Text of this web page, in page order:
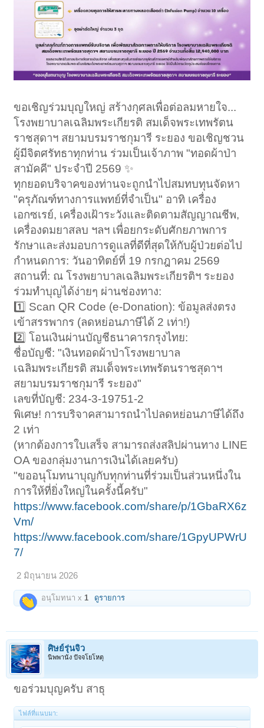
ขอเชิญร่วมบุญใหญ่ สร้างกุศลเพื่อต่อลมหายใจ...
โรงพยาบาลเฉลิมพระเกียรติ สมเด็จพระเทพรัตน
ราชสุดาฯ สยามบรมราชกุมารี ระยอง ขอเชิญชวน
ผู้มีจิตศรัทธาทุกท่าน ร่วมเป็นเจ้าภาพ "ทอดผ้าป่า
สามัคคี" ประจำปี 2569 ✨
ทุกยอดบริจาคของท่านจะถูกนำไปสมทบทุนจัดหา
"ครุภัณฑ์ทางการแพทย์ที่จำเป็น" อาทิ เครื่อง
เอกซเรย์, เครื่องเฝ้าระวังและติดตามสัญญาณชีพ,
เครื่องดมยาสลบ ฯลฯ เพื่อยกระดับศักยภาพการ
รักษาและส่งมอบการดูแลที่ดีที่สุดให้กับผู้ป่วยต่อไป
กำหนดการ: วันอาทิตย์ที่ 19 กรกฎาคม 2569
สถานที่: ณ โรงพยาบาลเฉลิมพระเกียรติฯ ระยอง
ร่วมทำบุญได้ง่ายๆ ผ่านช่องทาง:
1️⃣ Scan QR Code (e-Donation): ข้อมูลส่งตรง
เข้าสรรพากร (ลดหย่อนภาษีได้ 2 เท่า!)
2️⃣ โอนเงินผ่านบัญชีธนาคารกรุงไทย:
ชื่อบัญชี: "เงินทอดผ้าป่าโรงพยาบาล
เฉลิมพระเกียรติ สมเด็จพระเทพรัตนราชสุดาฯ
สยามบรมราชกุมารี ระยอง"
เลขที่บัญชี: 234-3-19751-2
พิเศษ! การบริจาคสามารถนำไปลดหย่อนภาษีได้ถึง
2 เท่า
(หากต้องการใบเสร็จ สามารถส่งสลิปผ่านทาง LINE
OA ของกลุ่มงานการเงินได้เลยครับ)
"ขออนุโมทนาบุญกับทุกท่านที่ร่วมเป็นส่วนหนึ่งใน
การให้ที่ยิ่งใหญ่ในครั้งนี้ครับ"
https://www.facebook.com/share/p/1GbaRX6z
Vm/
https://www.facebook.com/share/1GpyUPWrU
7/
2 มิถุนายน 2026
อนุโมทนา x 1 ดูรายการ
ศิษย์รุ่นจิ๋ว
นิพพานัง ปัจจโยโหตุ
ขอร่วมบุญครับ สาธุ
ไฟล์ที่แนบมา: